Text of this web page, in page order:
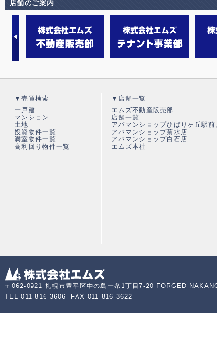
店舗のご案内
▼売買検索
一戸建
マンション
土地
投資物件一覧
満室物件一覧
高利回り物件一覧
▼店舗一覧
エムズ不動産販売部
店舗一覧
アパマンショップひばりヶ丘駅前
アパマンショップ菊水店
アパマンショップ白石店
エムズ本社
〒062-0921 札幌市豊平区中の島一条1丁目7-20 FORGED
TEL 011-816-3606 FAX 011-816-3622